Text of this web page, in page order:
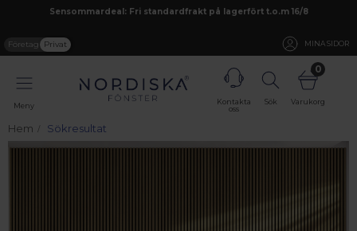
Sensommardeal: Fri standardfrakt på lagerfört t.o.m 16/8
Företag Privat MINA SIDOR
Meny
Kontakta
oss
Sök
0
Varukorg
Hem Sökresultat